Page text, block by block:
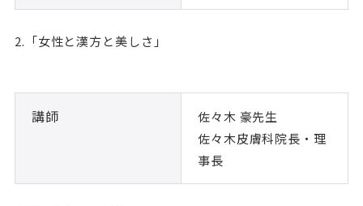
2.「女性と漢方と美しさ」
講師
佐々木 豪先生
佐々木皮膚科院長・理
事長